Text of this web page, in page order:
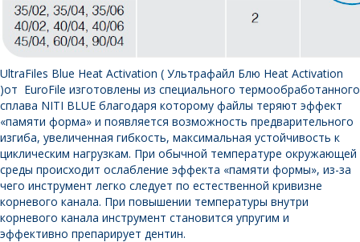
UltraFiles Blue Heat Activation ( Ультрафайл Блю Heat Activation
)от EuroFile изготовлены из специального термообработанного
сплава NITI BLUE благодаря которому файлы теряют эффект
«памяти форма» и появляется возможность предварительного
изгиба, увеличенная гибкость, максимальная устойчивость к
циклическим нагрузкам. При обычной температуре окружающей
среды происходит ослабление эффекта «памяти формы», из-за
чего инструмент легко следует по естественной кривизне
корневого канала. При повышении температуры внутри
корневого канала инструмент становится упругим и
эффективно препарирует дентин.